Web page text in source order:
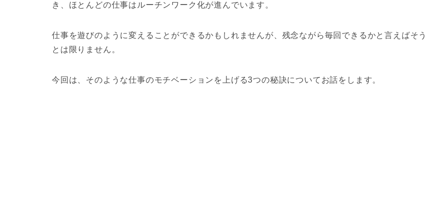
き、ほとんどの仕事はルーチンワーク化が進んでいます。
仕事を遊びのように変えることができるかもしれませんが、残念ながら毎回できるかと言えばそう
とは限りません。
今回は、そのような仕事のモチベーションを上げる3つの秘訣についてお話をします。